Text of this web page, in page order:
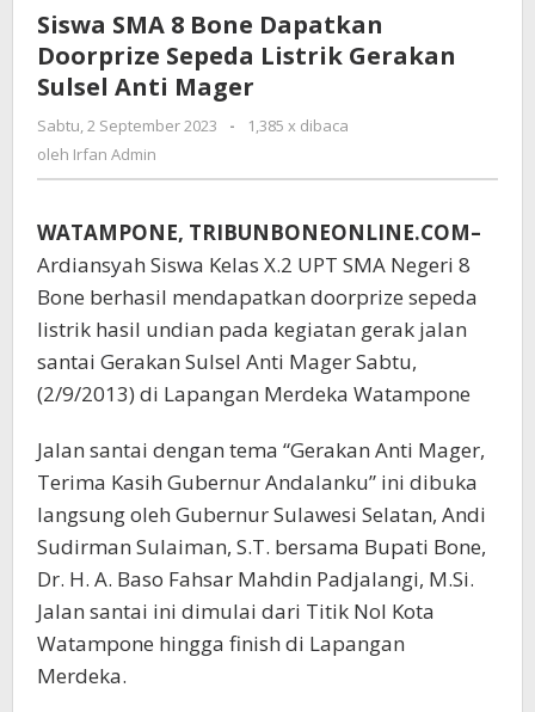
Bone
Dapatkan
Doorprize
Listrik
Sulsel
Mager
Siswa SMA 8 Bone Dapatkan
Doorprize Sepeda Listrik Gerakan
Sulsel Anti Mager
Sabtu, 2 September 2023
oleh
-
1,385 x dibaca
oleh Irfan Admin
WATAMPONE, TRIBUNBONEONLINE.COM–
Ardiansyah Siswa Kelas X.2 UPT SMA Negeri 8
Bone berhasil mendapatkan doorprize sepeda
listrik hasil undian pada kegiatan gerak jalan
santai Gerakan Sulsel Anti Mager Sabtu,
(2/9/2013) di Lapangan Merdeka Watampone
Jalan santai dengan tema “Gerakan Anti Mager,
Terima Kasih Gubernur Andalanku” ini dibuka
langsung oleh Gubernur Sulawesi Selatan, Andi
Sudirman Sulaiman, S.T. bersama Bupati Bone,
Dr. H. A. Baso Fahsar Mahdin Padjalangi, M.Si.
Jalan santai ini dimulai dari Titik Nol Kota
Watampone hingga finish di Lapangan
Merdeka.